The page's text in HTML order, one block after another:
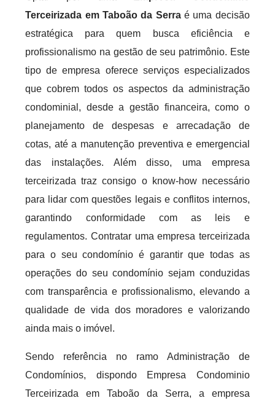
Terceirizada em Taboão da Serraé uma decisão
estratégica para quem busca eficiência e
profissionalismo na gestão de seu patrimônio. Este
tipo de empresa oferece serviços especializados
que cobrem todos os aspectos da administração
condominial, desde a gestão financeira, como o
planejamento de despesas e arrecadação de
cotas, até a manutenção preventiva e emergencial
das instalações. Além disso, uma empresa
terceirizada traz consigo o know-how necessário
para lidar com questões legais e conflitos internos,
garantindo conformidade com as leis e
regulamentos. Contratar uma empresa terceirizada
para o seu condomínio é garantir que todas as
operações do seu condomínio sejam conduzidas
com transparência e profissionalismo, elevando a
qualidade de vida dos moradores e valorizando
ainda mais o imóvel.
Sendo referência no ramo Administração de
Condomínios, dispondo Empresa Condominio
Terceirizada em Taboão da Serra, a empresa